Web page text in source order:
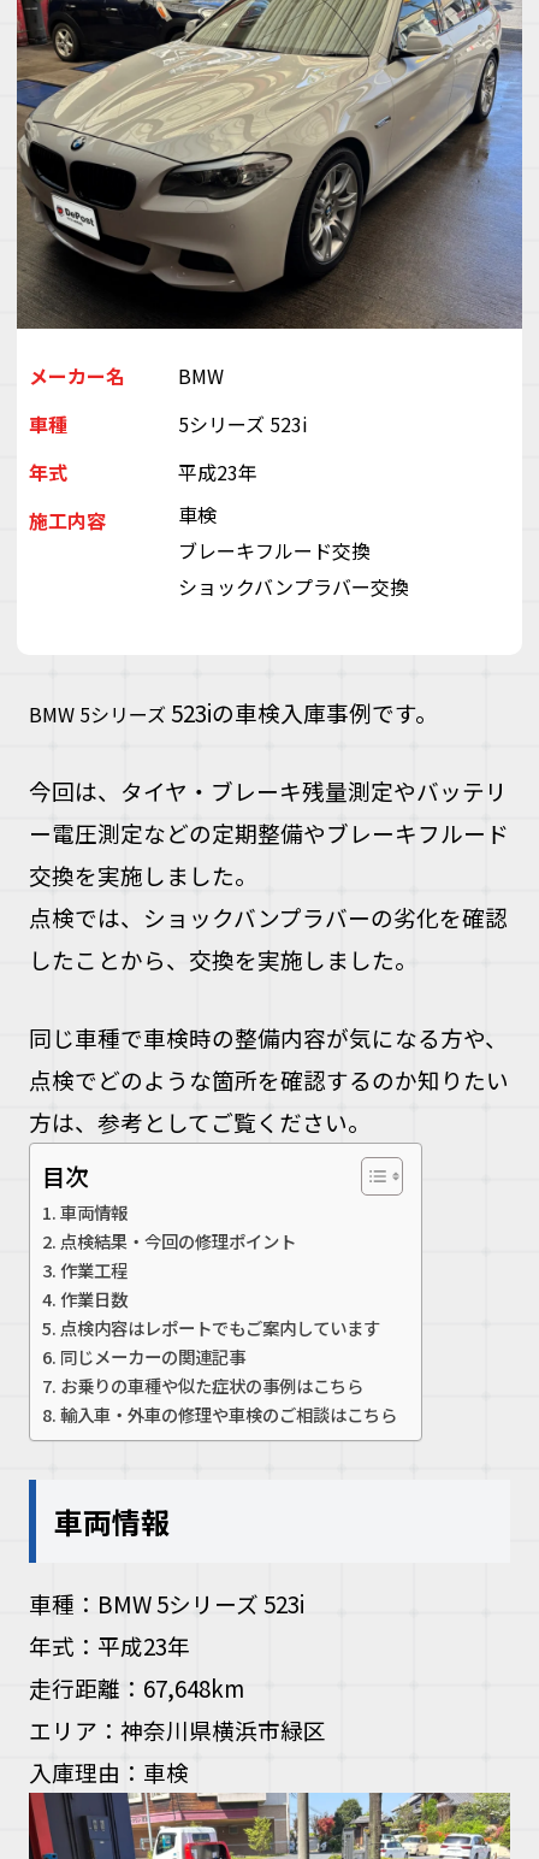
メーカー名
BMW
車種
5シリーズ 523i
年式
平成23年
施工内容
車検
ブレーキフルード交換
ショックバンプラバー交換
BMW 5シリーズ 523iの車検入庫事例です。
今回は、タイヤ・ブレーキ残量測定やバッテリ
ー電圧測定などの定期整備やブレーキフルード
交換を実施しました。
点検では、ショックバンプラバーの劣化を確認
したことから、交換を実施しました。
同じ車種で車検時の整備内容が気になる方や、
点検でどのような箇所を確認するのか知りたい
方は、参考としてご覧ください。
目次
車両情報
点検結果・今回の修理ポイント
作業工程
作業日数
点検内容はレポートでもご案内しています
同じメーカーの関連記事
お乗りの車種や似た症状の事例はこちら
輸入車・外車の修理や車検のご相談はこちら
車両情報
車種：BMW 5シリーズ 523i
年式：平成23年
走行距離：67,648km
エリア：神奈川県横浜市緑区
入庫理由：車検